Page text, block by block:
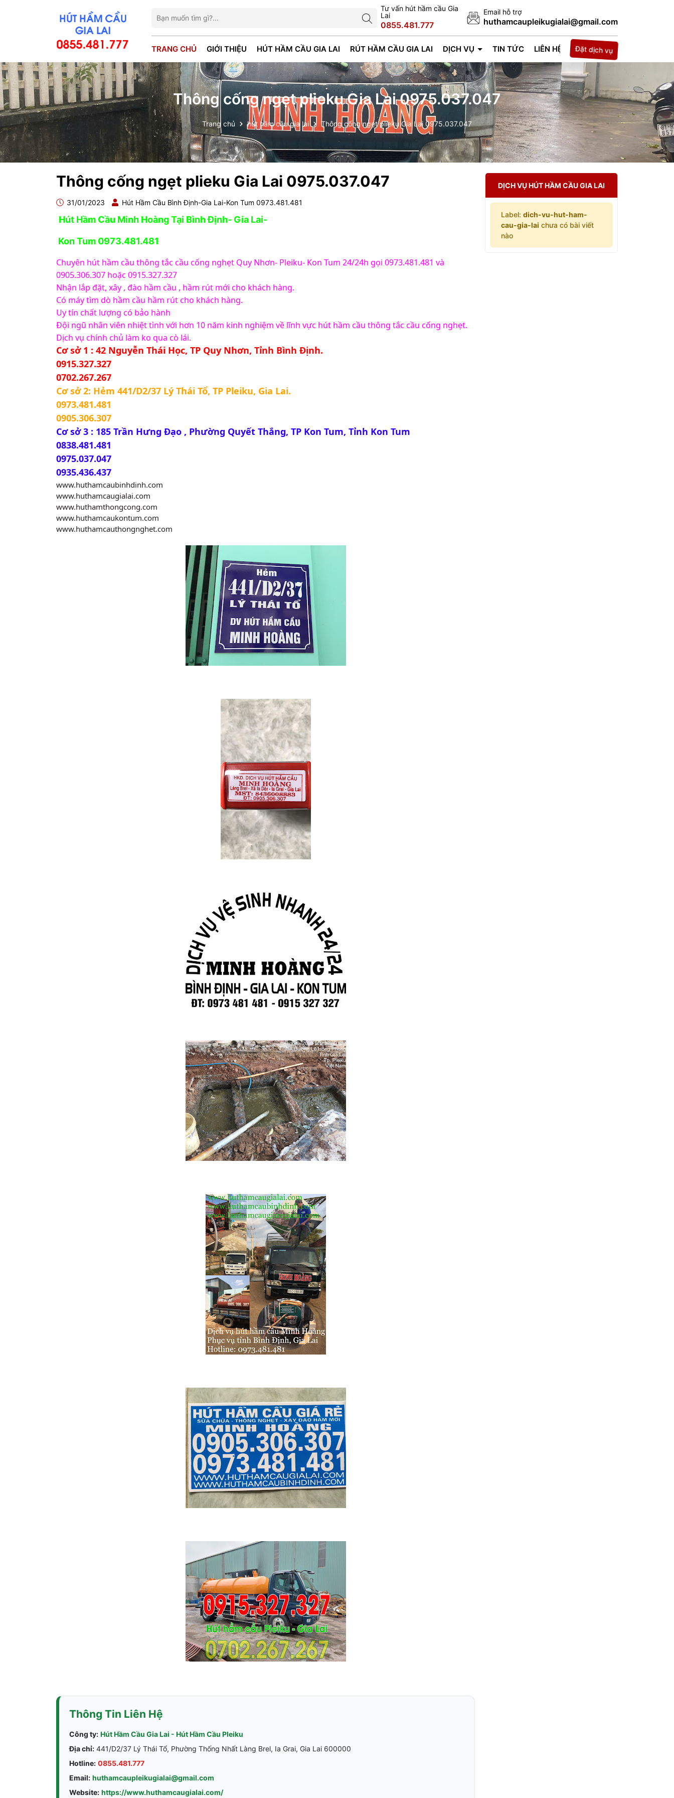
Tư vấn hút hầm cầu Gia
Lai
0855.481.777
Email hỗ trợ
huthamcaupleikugialai@gmail.com
TRANG CHỦ GIỚI THIỆU HÚT HẦM CẦU GIA LAI RÚT HẦM CẦU GIA LAI DỊCH VỤ TIN TỨC LIÊN HỆ Đặt dịch vụ
Thông cống ngẹt plieku Gia Lai 0975.037.047
Trang chủ hút hầm cầu gia lai Thông cống ngẹt plieku Gia Lai 0975.037.047
Thông cống ngẹt plieku Gia Lai 0975.037.047
31/01/2023 Hút Hầm Cầu Bình Định-Gia Lai-Kon Tum 0973.481.481
Hút Hầm Cầu Minh Hoàng Tại Bình Định- Gia Lai-
Kon Tum 0973.481.481
Chuyên hút hầm cầu thông tắc cầu cống nghẹt Quy Nhơn- Pleiku- Kon Tum 24/24h gọi 0973.481.481 và
0905.306.307 hoặc 0915.327.327
Nhận lắp đặt, xây , đào hầm cầu , hầm rút mới cho khách hàng.
Có máy tìm dò hầm cầu hầm rút cho khách hàng.
Uy tín chất lượng có bảo hành
Đội ngũ nhân viên nhiệt tình với hơn 10 năm kinh nghiệm về lĩnh vực hút hầm cầu thông tắc cầu cống nghẹt.
Dịch vụ chính chủ làm ko qua cò lái.
Cơ sở 1 : 42 Nguyễn Thái Học, TP Quy Nhơn, Tỉnh Bình Định.
0915.327.327
0702.267.267
Cơ sở 2: Hẻm 441/D2/37 Lý Thái Tổ, TP Pleiku, Gia Lai.
0973.481.481
0905.306.307
Cơ sở 3 : 185 Trần Hưng Đạo , Phường Quyết Thắng, TP Kon Tum, Tỉnh Kon Tum
0838.481.481
0975.037.047
0935.436.437
www.huthamcaubinhdinh.com
www.huthamcaugialai.com
www.huthamthongcong.com
www.huthamcaukontum.com
www.huthamcauthongnghet.com
Thông Tin Liên Hệ
Công ty: Hút Hầm Cầu Gia Lai - Hút Hầm Cầu Pleiku
Địa chỉ: 441/D2/37 Lý Thái Tổ, Phường Thống Nhất Làng Brel, Ia Grai, Gia Lai 600000
Hotline: 0855.481.777
Email: huthamcaupleikugialai@gmail.com
Website: https://www.huthamcaugialai.com/
DỊCH VỤ HÚT HẦM CẦU GIA LAI
Label: dich-vu-hut-ham-
cau-gia-lai chưa có bài viết
nào